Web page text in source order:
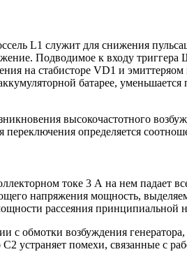
L1 служит для снижения
Подводимое к входу
на стабисторе VD1 и
батарее,
высокочастотного
определяется
токе 3 А на нем падает
напряжения мощность,
рассеяния принципиальной
обмотки возбуждения
устраняет помехи, связанные с